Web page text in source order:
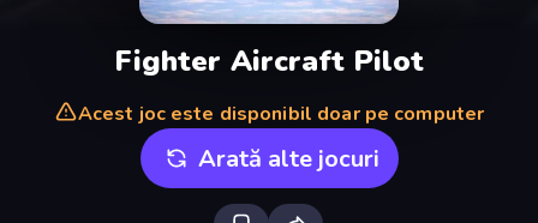
Fighter Aircraft Pilot
Acest joc este disponibil doar pe computer
Arată alte jocuri